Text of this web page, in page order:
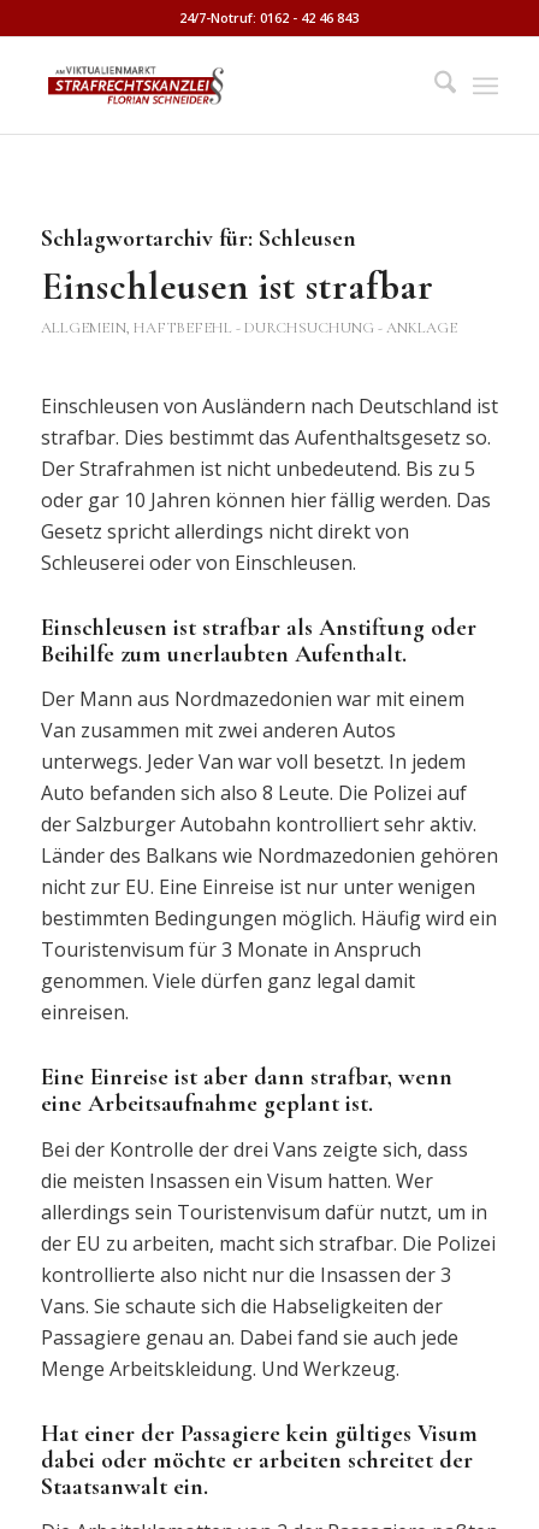
24/7-Notruf: 0162 - 42 46 843
Schlagwortarchiv für: Schleusen
Einschleusen ist strafbar
ALLGEMEIN, HAFTBEFEHL - DURCHSUCHUNG - ANKLAGE
Einschleusen von Ausländern nach Deutschland ist
strafbar. Dies bestimmt das Aufenthaltsgesetz so.
Der Strafrahmen ist nicht unbedeutend. Bis zu 5
oder gar 10 Jahren können hier fällig werden. Das
Gesetz spricht allerdings nicht direkt von
Schleuserei oder von Einschleusen.
Einschleusen ist strafbar als Anstiftung oder
Beihilfe zum unerlaubten Aufenthalt.
Der Mann aus Nordmazedonien war mit einem
Van zusammen mit zwei anderen Autos
unterwegs. Jeder Van war voll besetzt. In jedem
Auto befanden sich also 8 Leute. Die Polizei auf
der Salzburger Autobahn kontrolliert sehr aktiv.
Länder des Balkans wie Nordmazedonien gehören
nicht zur EU. Eine Einreise ist nur unter wenigen
bestimmten Bedingungen möglich. Häufig wird ein
Touristenvisum für 3 Monate in Anspruch
genommen. Viele dürfen ganz legal damit
einreisen.
Eine Einreise ist aber dann strafbar, wenn
eine Arbeitsaufnahme geplant ist.
Bei der Kontrolle der drei Vans zeigte sich, dass
die meisten Insassen ein Visum hatten. Wer
allerdings sein Touristenvisum dafür nutzt, um in
der EU zu arbeiten, macht sich strafbar. Die Polizei
kontrollierte also nicht nur die Insassen der 3
Vans. Sie schaute sich die Habseligkeiten der
Passagiere genau an. Dabei fand sie auch jede
Menge Arbeitskleidung. Und Werkzeug.
Hat einer der Passagiere kein gültiges Visum
dabei oder möchte er arbeiten schreitet der
Staatsanwalt ein.